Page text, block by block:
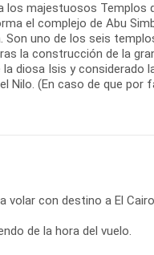
los majestuosos Templos
el complejo de Abu
uno de los seis
la construcción de la
diosa Isis y considerado
(En caso de que por
volar con destino a El
de la hora del vuelo.